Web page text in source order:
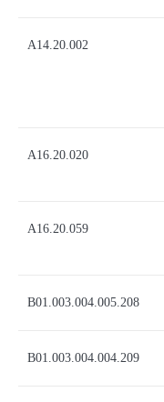
A14.20.002
A16.20.020
A16.20.059
B01.003.004.005.208
B01.003.004.004.209